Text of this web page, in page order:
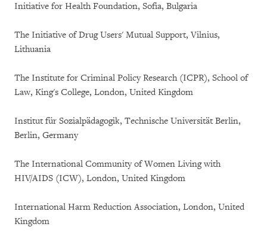
Initiative for Health Foundation, Sofia, Bulgaria
The Initiative of Drug Users' Mutual Support, Vilnius,
Lithuania
The Institute for Criminal Policy Research (ICPR), School of
Law, King's College, London, United Kingdom
Institut für Sozialpädagogik, Technische Universität Berlin,
Berlin, Germany
The International Community of Women Living with
HIV/AIDS (ICW), London, United Kingdom
International Harm Reduction Association, London, United
Kingdom